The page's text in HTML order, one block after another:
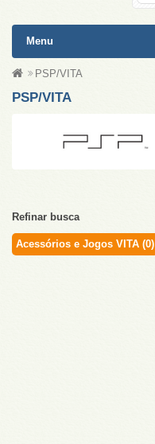
Menu
PSP/VITA
PSP/VITA
Refinar busca
Acessórios e Jogos VITA (0)